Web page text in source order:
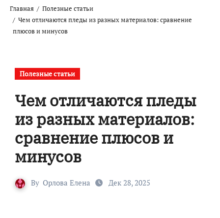
Главная
Полезные статьи
Чем отличаются пледы из разных материалов: сравнение
плюсов и минусов
Полезные статьи
Чем отличаются пледы
из разных материалов:
сравнение плюсов и
минусов
By Орлова Елена Дек 28, 2025